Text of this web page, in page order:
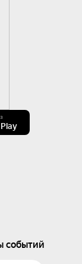
событий